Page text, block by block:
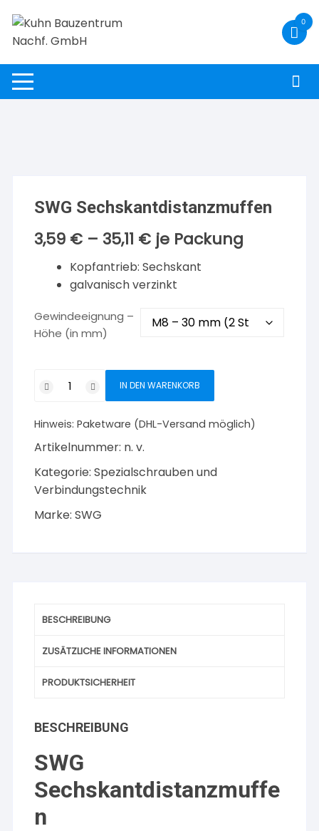
Inhalt
springen
0
SWG Sechskantdistanzmuffen
3,59 € – 35,11 € je Packung
Kopfantrieb: Sechskant
galvanisch verzinkt
Gewindeeignung –
Höhe (in mm)
Sechskantdistanzmuffen
IN DEN WARENKORB
Hinweis:Paketware (DHL-Versand möglich)
Artikelnummer: n. v.
Kategorie:Spezialschrauben und
Verbindungstechnik
Marke:SWG
BESCHREIBUNG
ZUSÄTZLICHE INFORMATIONEN
PRODUKTSICHERHEIT
BESCHREIBUNG
SWG
Sechskantdistanzmuffe
n